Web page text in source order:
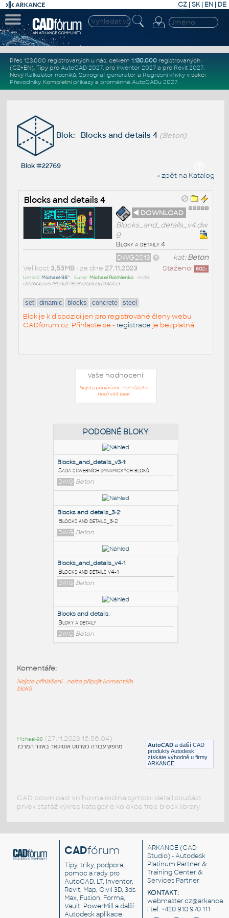
CZ | SK| EN | DE
Přes 123.000 registrovaných u nás, celkem 1.130.000registrovaných
(CZ+EN). Tipy pro AutoCAD 2027, pro Inventor 2027a pro Revit 2027.
Nový Kalkulátor nosníků, Spirograf generátor a Regresní křivkyv sekci
Převodníky. Kompletní příkazya proměnné AutoCADu 2027.
Blok: Blocks and details 4 (Beton)
Blok #22769
« zpět na Katalog
Blocks and details 4
◄ DOWNLOAD
Blocks_and_details_v4.dw
g
Bloky a detaily 4
kat:Beton
DWG2013
Staženo: 602x
Velikost3,53MB• ze dne 27.11.2023
Umístil: Michael-98^ • Autor: Michael Rokhlenko• md5:
d2260b7e5786ddf78c8720de9dd4bfa3
set dinamic blocks concrete steel
Blok je k dispozici jen pro registrované členy webu
CADforum.cz. Přihlaste se - registrace je bezplatná.
Vaše hodnocení:
Nejste přihlášeni - nemůžete
hodnotit blok
PODOBNÉ BLOKY
Blocks_and_details_v3-1:
Sada stavebních dynamických bloků
DWG Beton
Blocks and details_3-2
Blocks and details_3-2
DWG Beton
DWG Beton
DWG Beton AutoCAD a další CAD
produkty Autodesk
získáte výhodně u firmy
ARKANCE
Komentáře:
Nejste přihlášeni - nelze připojit komentáře
bloků
Michael-98 (27.11.2023 16:56:04)
מחפש עבודה כשרטט אוטוקאד באזור המרכז
CAD download: knihovna rodina symbol detail součást
prvek stafáž výkres kategorie kolekce free block library
CADfórum
Tipy, triky, podpora,
pomoc a rady pro
AutoCAD, LT, Inventor,
Revit, Map, Civil 3D, 3ds
Max, Fusion, Forma,
Vault, PowerMill a další
Autodesk aplikace
ARKANCE (CAD
Studio) - Autodesk
Platinum Partner &
Training Center &
Services Partner
KONTAKT:
| tel. +420 910 970 111